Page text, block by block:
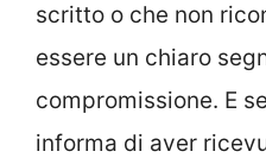
scritto o che non
essere un chiaro
compromissione. E
informa di aver